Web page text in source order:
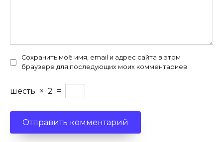
Сохранить моё имя, email и адрес сайта в этом
браузере для последующих моих комментариев.
шесть × 2 =